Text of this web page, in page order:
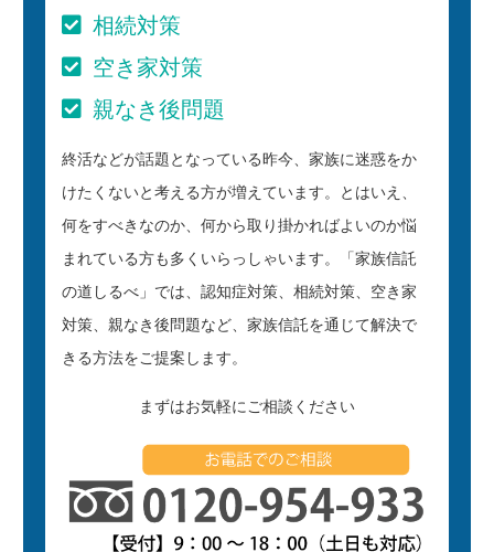
相続対策
空き家対策
親なき後問題
終活などが話題となっている昨今、家族に迷惑をか
けたくないと考える方が増えています。とはいえ、
何をすべきなのか、何から取り掛かればよいのか悩
まれている方も多くいらっしゃいます。「家族信託
の道しるべ」では、認知症対策、相続対策、空き家
対策、親なき後問題など、家族信託を通じて解決で
きる方法をご提案します。
まずはお気軽にご相談ください